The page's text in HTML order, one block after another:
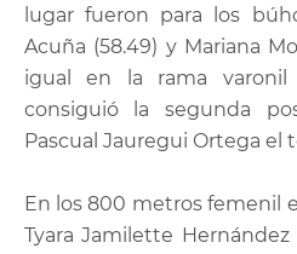
lugar fueron para los
Acuña (58.49) y Mariana
igual en la rama varonil
consiguió la segunda
Pascual Jauregui Ortega el
En los 800 metros femenil
Tyara Jamilette